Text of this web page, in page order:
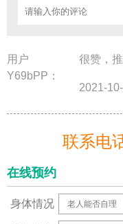
用户
Y69bPP：
很赞，
2021-
联系电
在线预约
身体情况